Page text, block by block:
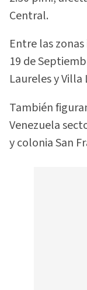
Central.
Entre las
19 de
Laureles y Villa
También
Venezuela
y colonia San